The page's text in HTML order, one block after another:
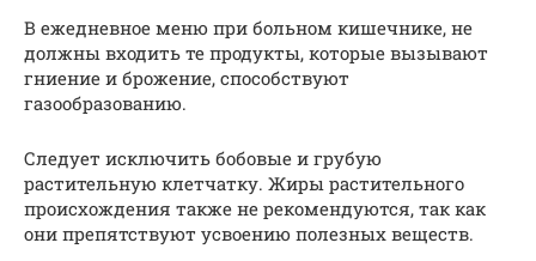
В ежедневное меню при больном кишечнике, не
должны входить те продукты, которые вызывают
гниение и брожение, способствуют
газообразованию.
Следует исключить бобовые и грубую
растительную клетчатку. Жиры растительного
происхождения также не рекомендуются, так как
они препятствуют усвоению полезных веществ.